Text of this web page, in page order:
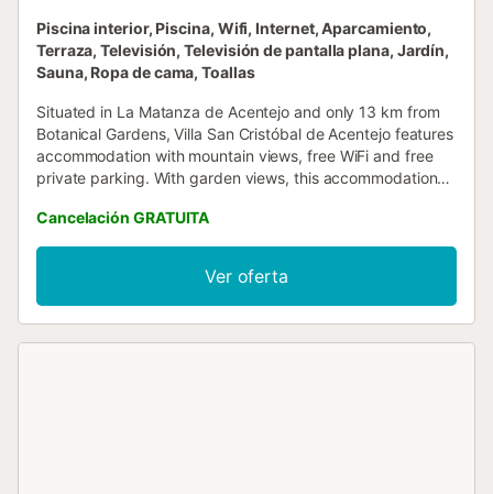
Piscina interior, Piscina, Wifi, Internet, Aparcamiento,
Terraza, Televisión, Televisión de pantalla plana, Jardín,
Sauna, Ropa de cama, Toallas
Situated in La Matanza de Acentejo and only 13 km from
Botanical Gardens, Villa San Cristóbal de Acentejo features
accommodation with mountain views, free WiFi and free
private parking. With garden views, this accommodation
Cancelación GRATUITA
Ver oferta